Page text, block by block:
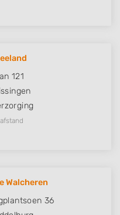
121
Walcheren
36